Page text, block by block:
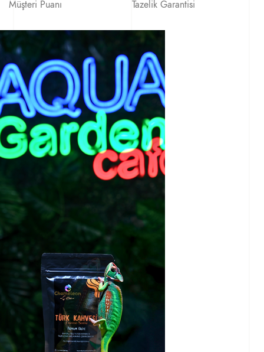
Müşteri Puanı Tazelik Garantisi